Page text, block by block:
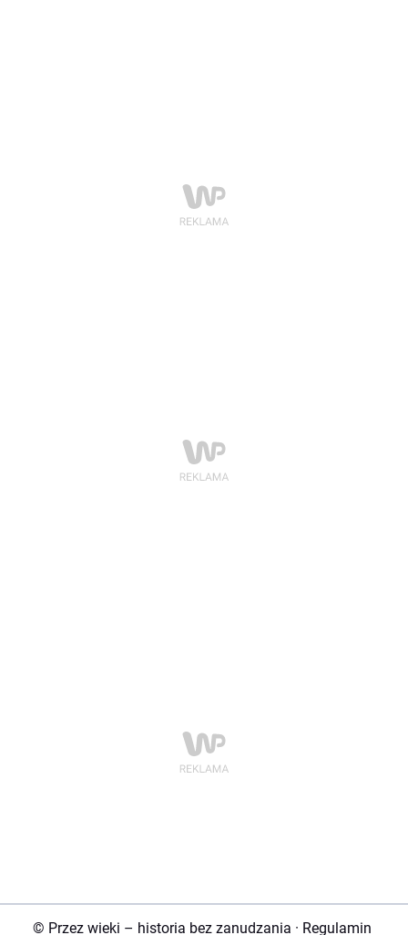
© Przez wieki – historia bez zanudzania · Regulamin